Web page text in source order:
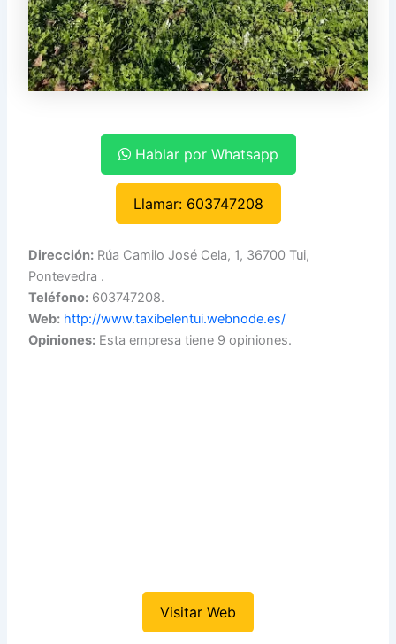
Hablar por Whatsapp
Llamar: 603747208
Dirección: Rúa Camilo José Cela, 1, 36700 Tui,
Pontevedra .
Teléfono: 603747208.
Web: http://www.taxibelentui.webnode.es/
Opiniones: Esta empresa tiene 9 opiniones.
Visitar Web